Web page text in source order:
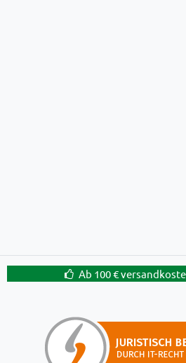
Ab 100 €